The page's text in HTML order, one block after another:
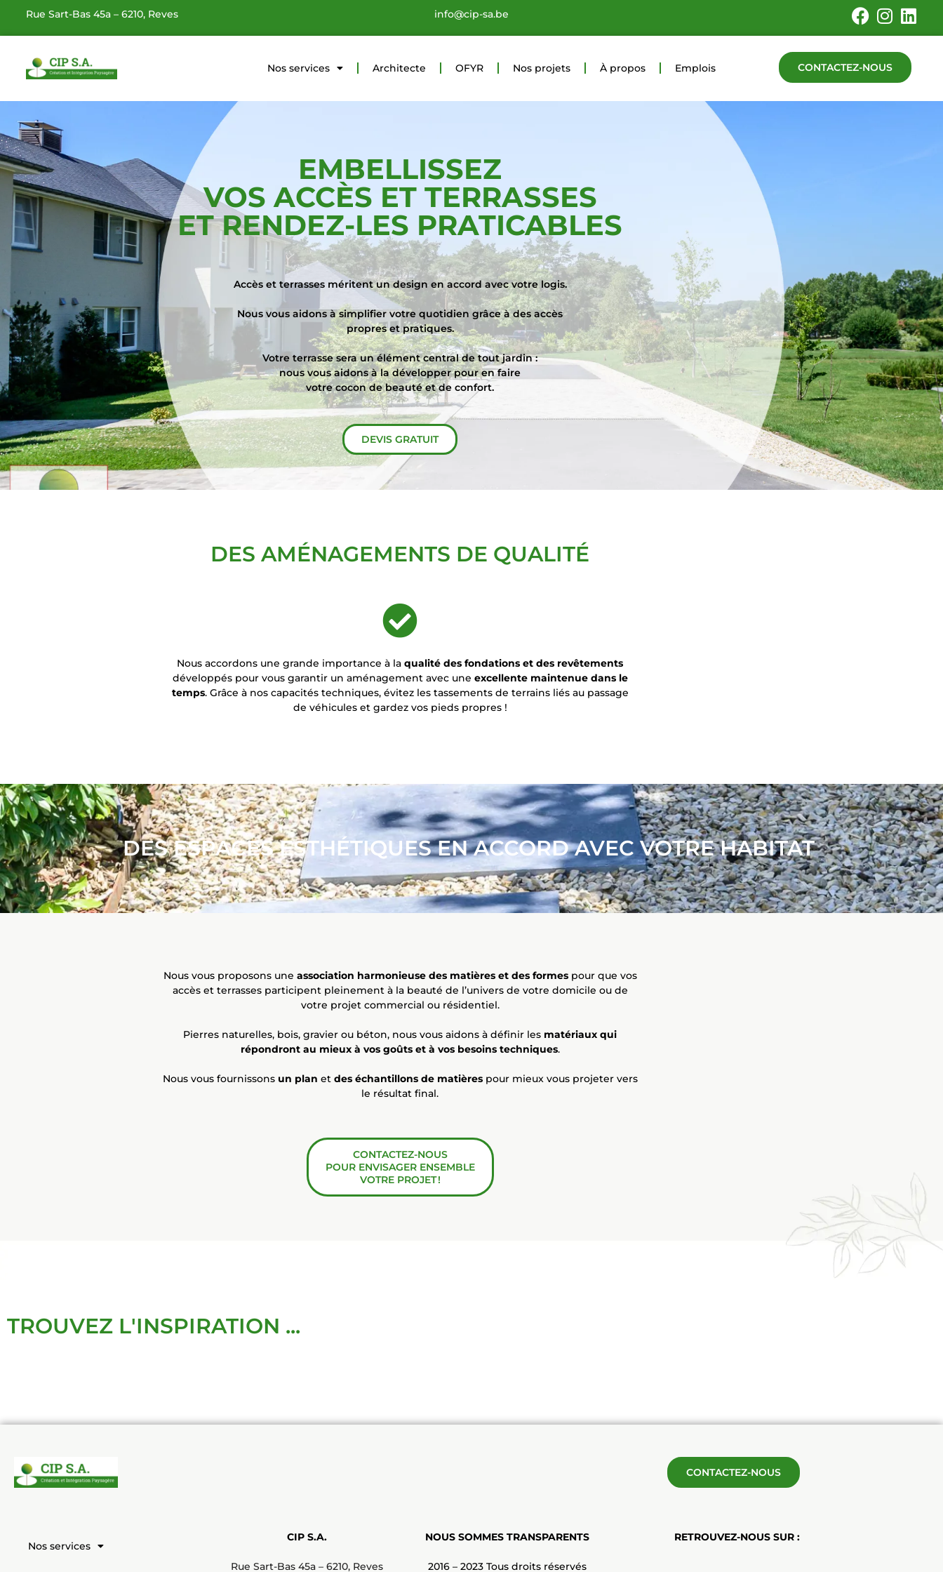
Rue Sart-Bas 45a – 6210, Reves info@cip-sa.be
Nos services Architecte OFYR Nos projets À propos Emplois CONTACTEZ-NOUS
EMBELLISSEZ
VOS ACCÈS ET TERRASSES
ET RENDEZ-LES PRATICABLES
Accès et terrasses méritent un design en accord avec votre logis.
Nous vous aidons à simplifier votre quotidien grâce à des accès
propres et pratiques.
Votre terrasse sera un élément central de tout jardin :
nous vous aidons à la développer pour en faire
votre cocon de beauté et de confort.
DEVIS GRATUIT
DES AMÉNAGEMENTS DE QUALITÉ
Nous accordons une grande importance à la qualité des fondations et des revêtements
développés pour vous garantir un aménagement avec une excellente maintenue dans le
temps. Grâce à nos capacités techniques, évitez les tassements de terrains liés au passage
de véhicules et gardez vos pieds propres !
DES ESPACES ESTHÉTIQUES EN ACCORD AVEC VOTRE HABITAT
Nous vous proposons une association harmonieuse des matières et des formespour que vos
accès et terrasses participent pleinement à la beauté de l’univers de votre domicile ou de
votre projet commercial ou résidentiel.
Pierres naturelles, bois, gravier ou béton, nous vous aidons à définir les matériaux qui
répondront au mieux à vos goûts et à vos besoins techniques.
Nous vous fournissons un plan et des échantillons de matièrespour mieux vous projeter vers
le résultat final.
CONTACTEZ-NOUS
POUR ENVISAGER ENSEMBLE
VOTRE PROJET !
TROUVEZ L'INSPIRATION ...
CONTACTEZ-NOUS
Nos services
CIP S.A.
Rue Sart-Bas 45a – 6210, Reves
NOUS SOMMES TRANSPARENTS
2016 – 2023 Tous droits réservés
RETROUVEZ-NOUS SUR :